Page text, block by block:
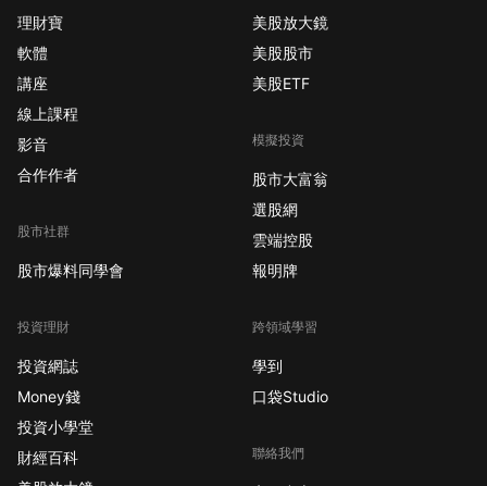
理財寶
軟體
講座
線上課程
影音
合作作者
股市社群
股市爆料同學會
投資理財
投資網誌
Money錢
投資小學堂
財經百科
美股放大鏡
美股股市
美股ETF
模擬投資
股市大富翁
選股網
雲端控股
報明牌
跨領域學習
學到
口袋Studio
聯絡我們